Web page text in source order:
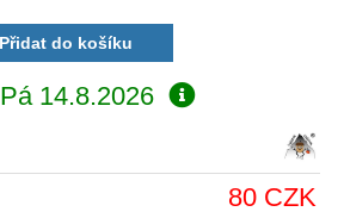
Pá 14.8.2026
80 CZK